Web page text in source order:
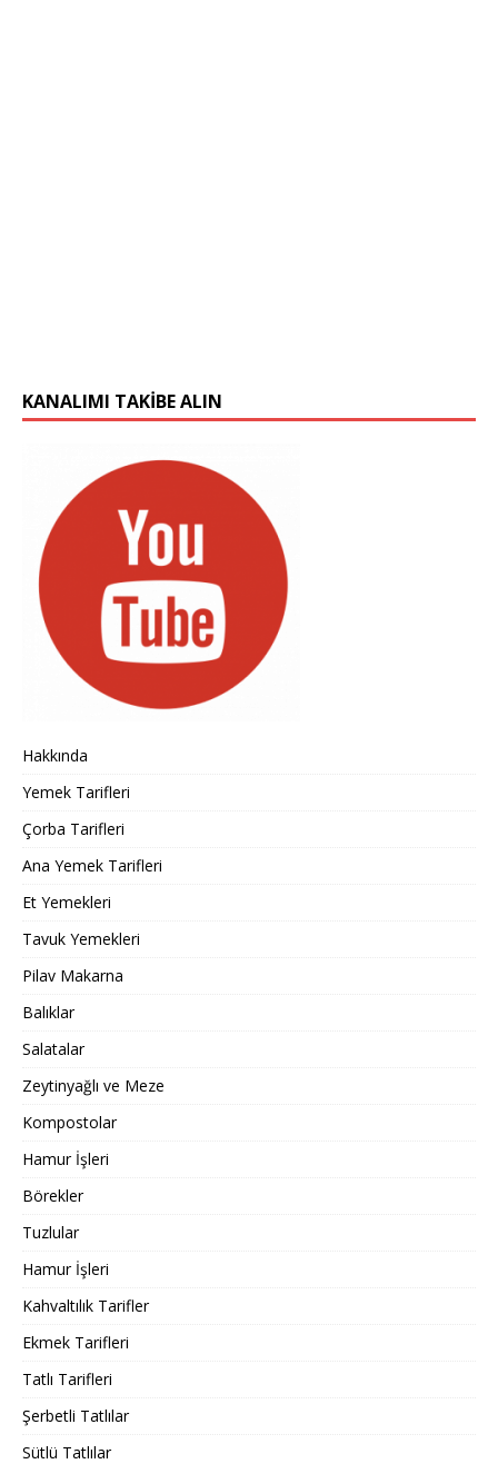
KANALIMI TAKIBE ALIN
Hakkında
Yemek Tarifleri
Çorba Tarifleri
Ana Yemek Tarifleri
Et Yemekleri
Tavuk Yemekleri
Pilav Makarna
Balıklar
Salatalar
Zeytinyağlı ve Meze
Kompostolar
Hamur İşleri
Börekler
Tuzlular
Hamur İşleri
Kahvaltılık Tarifler
Ekmek Tarifleri
Tatlı Tarifleri
Şerbetli Tatlılar
Sütlü Tatlılar